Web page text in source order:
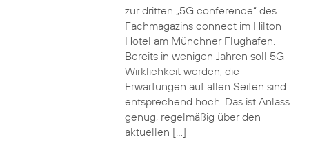
zur dritten „5G conference“ des
Fachmagazins connect im Hilton
Hotel am Münchner Flughafen.
Bereits in wenigen Jahren soll 5G
Wirklichkeit werden, die
Erwartungen auf allen Seiten sind
entsprechend hoch. Das ist Anlass
genug, regelmäßig über den
aktuellen […]